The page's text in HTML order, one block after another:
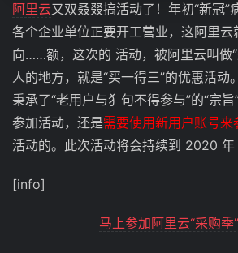
阿里云又双叒叕搞活动了！年初“新冠”
各个企业单位正要开工营业，这阿里云
向……额，这次的 活动，被阿里云叫做
人的地方，就是“买一得三”的优惠活动
秉承了“老用户与犭句不得参与”的“宗
参加活动，还是需要使用新用户账号来
活动的。此次活动将会持续到 2020 年
[info]
马上参加阿里云“采购季